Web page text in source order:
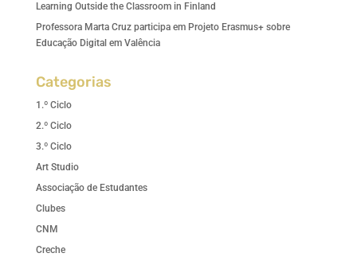
Learning Outside the Classroom in Finland
Professora Marta Cruz participa em Projeto Erasmus+ sobre
Educação Digital em Valência
Categorias
1.º Ciclo
2.º Ciclo
3.º Ciclo
Art Studio
Associação de Estudantes
Clubes
CNM
Creche